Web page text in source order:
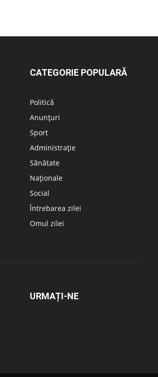
CATEGORIE POPULARĂ
Politică
Anunțuri
Sport
Administrație
Sănătate
Naționale
Social
Întrebarea zilei
Omul zilei
URMAȚI-NE